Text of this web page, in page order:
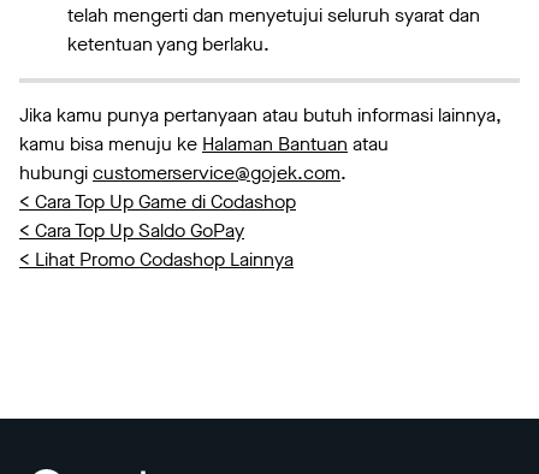
telah mengerti dan menyetujui seluruh syarat dan
ketentuan yang berlaku.
Jika kamu punya pertanyaan atau butuh informasi lainnya,
kamu bisa menuju ke Halaman Bantuan atau
hubungicustomerservice@gojek.com.
< Cara Top Up Game di Codashop
< Cara Top Up Saldo GoPay
< Lihat Promo Codashop Lainnya